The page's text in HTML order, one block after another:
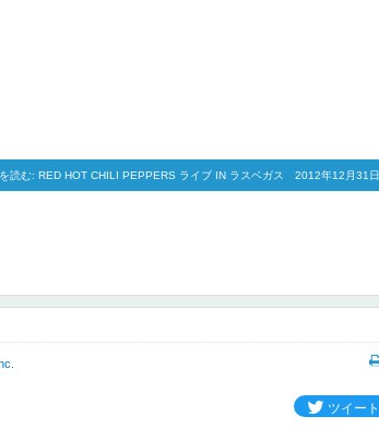
読む: RED HOT CHILI PEPPERS ライブ IN ラスベガス 2012年12月31日
ツイート